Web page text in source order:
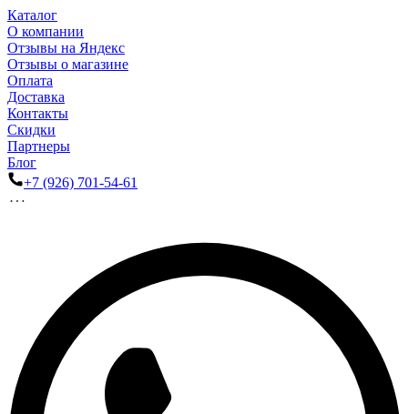
Каталог
О компании
Отзывы на Яндекс
Отзывы о магазине
Оплата
Доставка
Контакты
Скидки
Партнеры
Блог
+7 (926) 701-54-61